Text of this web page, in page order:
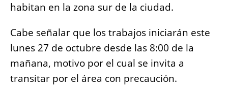
habitan en la zona sur de la ciudad.
Cabe señalar que los trabajos iniciarán este
lunes 27 de octubre desde las 8:00 de la
mañana, motivo por el cual se invita a
transitar por el área con precaución.